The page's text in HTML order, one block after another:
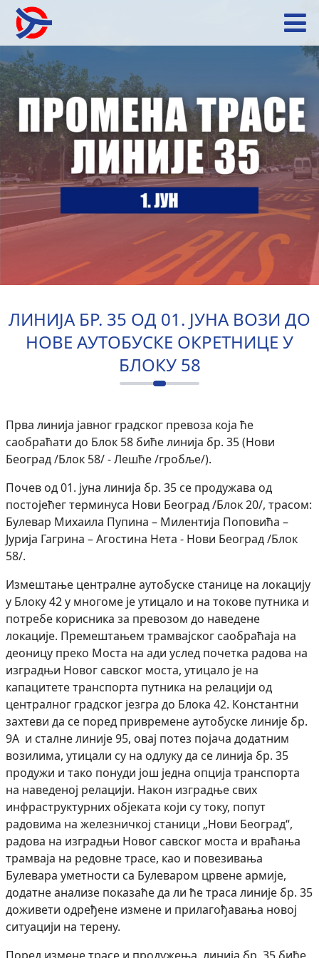
ЛИНИЈА БР. 35 ОД 01. ЈУНА ВОЗИ ДО
НОВЕ АУТОБУСКЕ ОКРЕТНИЦЕ У
БЛОКУ 58
Прва линија јавног градског превоза која ће
саобраћати до Блок 58 биће линија бр. 35 (Нови
Београд /Блок 58/ - Лешће /гробље/).
Почев од 01. јуна линија бр. 35 се продужава од
постојећег терминуса Нови Београд /Блок 20/, трасом:
Булевар Михаила Пупина – Милентија Поповића –
Јурија Гагрина – Агостина Нета - Нови Београд /Блок
58/.
Измештање централне аутобуске станице на локацију
у Блоку 42 у многоме је утицало и на токове путника и
потребе корисника за превозом до наведене
локације. Премештањем трамвајског саобраћаја на
деоницу преко Моста на ади услед почетка радова на
изградњи Новог савског моста, утицало је на
капацитете транспорта путника на релацији од
централног градског језгра до Блока 42. Константни
захтеви да се поред привремене аутобуске линије бр.
9А и сталне линије 95, овај потез појача додатним
возилима, утицали су на одлуку да се линија бр. 35
продужи и тако понуди још једна опција транспорта
на наведеној релацији. Након изградње свих
инфраструктурних објеката који су току, попут
радовима на железничкој станици „Нови Београд“,
радова на изградњи Новог савског моста и враћања
трамваја на редовне трасе, као и повезивања
Булевара уметности са Булеваром црвене армије,
додатне анализе показаће да ли ће траса линије бр. 35
доживети одређене измене и прилагођавања новој
ситуацији на терену.